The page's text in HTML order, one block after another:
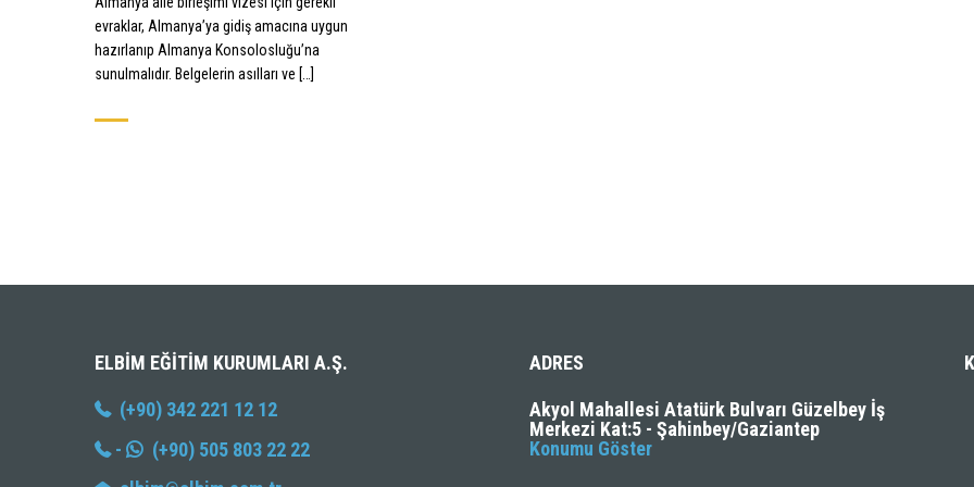
evraklar, Almanya’ya gidiş amacına uygun
hazırlanıp Almanya Konsolosluğu’na
sunulmalıdır. Belgelerin asılları ve […]
ELBIM EĞITIM KURUMLARI A.Ş.
(+90) 342 221 12 12
-
(+90) 505 803 22 22
ADRES
Akyol Mahallesi Atatürk Bulvarı Güzelbey İş
Merkezi Kat:5 - Şahinbey/Gaziantep
Konumu Göster